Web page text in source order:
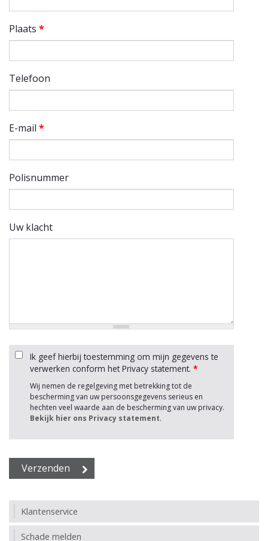
Plaats *
Telefoon
E-mail *
Polisnummer
Uw klacht
Ik geef hierbij toestemming om mijn gegevens te
verwerken conform het Privacy statement. *
Wij nemen de regelgeving met betrekking tot de
bescherming van uw persoonsgegevens serieus en
hechten veel waarde aan de bescherming van uw privacy.
Bekijk hier ons Privacy statement.
Klantenservice
Schade melden